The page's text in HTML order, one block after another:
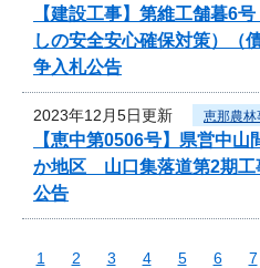
【建設工事】第維工舗暮6
しの安全安心確保対策）（
争入札公告
2023年12月5日更新 恵那農林
【恵中第0506号】県営中
か地区 山口集落道第2期工
公告
1 2 3 4 5 6 7